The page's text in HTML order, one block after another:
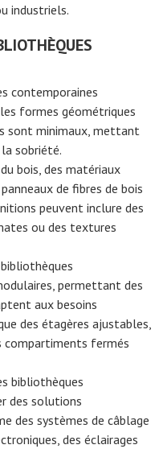
industriels.
contemporaines
formes géométriques
sont minimaux, mettant
sobriété.
bois, des matériaux
de fibres de bois
peuvent inclure des
ou des textures
permettant des
aux besoins
des étagères ajustables,
compartiments fermés
bibliothèques
des solutions
des systèmes de câblage
des éclairages